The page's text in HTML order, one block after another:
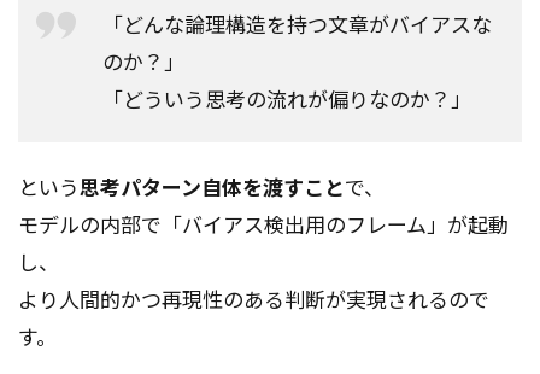
「どんな論理構造を持つ文章がバイアスな
のか？」
「どういう思考の流れが偏りなのか？」
という思考パターン自体を渡すことで、
モデルの内部で「バイアス検出用のフレーム」が起動
し、
より人間的かつ再現性のある判断が実現されるので
す。